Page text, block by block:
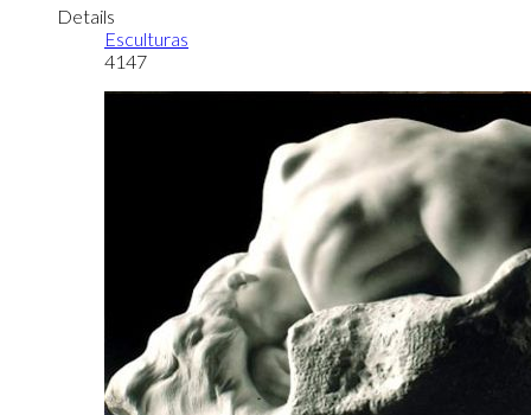
Details
Esculturas
4147